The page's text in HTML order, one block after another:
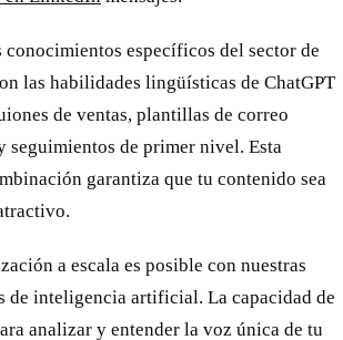
conocimientos específicos del sector de
las habilidades lingüísticas de ChatGPT
de ventas, plantillas de correo
seguimientos de primer nivel. Esta
garantiza que tu contenido sea
a escala es posible con nuestras
de inteligencia artificial. La capacidad de
analizar y entender la voz única de tu